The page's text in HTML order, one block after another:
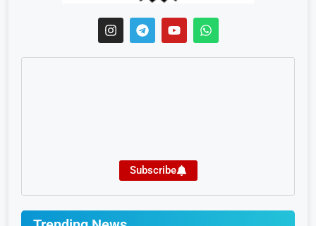
Subscribe